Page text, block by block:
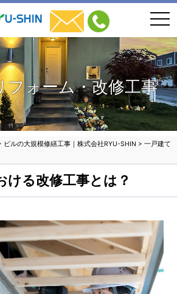
フォーム・改修工事
ビルの大規模修繕工事｜株式会社RYU-SHIN > 一戸建て
ける改修工事とは？